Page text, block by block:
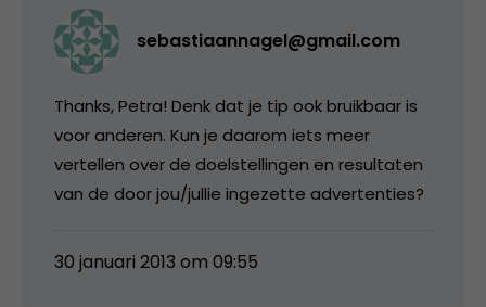
sebastiaannagel@gmail.com
Thanks, Petra! Denk dat je tip ook bruikbaar is
voor anderen. Kun je daarom iets meer
vertellen over de doelstellingen en resultaten
van de door jou/jullie ingezette advertenties?
30 januari 2013 om 09:55